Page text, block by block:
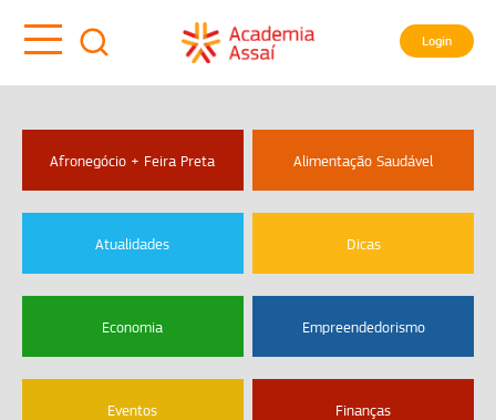
Login
Afronegócio + Feira Preta Alimentação Saudável
Atualidades Dicas
Economia Empreendedorismo
Eventos Finanças